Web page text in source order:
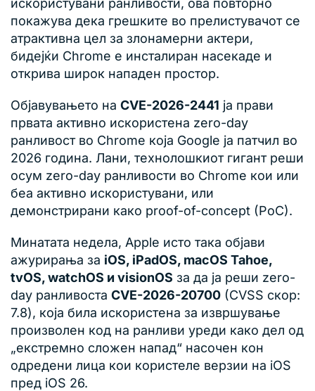
искористувани ранливости, ова повторно
покажува дека грешките во прелистувачот се
атрактивна цел за злонамерни актери,
бидејќи Chrome е инсталиран насекаде и
открива широк нападен простор.
Објавувањето на CVE-2026-2441 ја прави
првата активно искористена zero-day
ранливост во Chrome која Google ја патчил во
2026 година. Лани, технолошкиот гигант реши
осум zero-day ранливости во Chrome кои или
беа активно искористувани, или
демонстрирани како proof-of-concept (PoC).
Минатата недела, Apple исто така објави
ажурирања за iOS, iPadOS, macOS Tahoe,
tvOS, watchOS и visionOS за да ја реши zero-
day ранливоста CVE-2026-20700 (CVSS скор:
7.8), која била искористена за извршување
произволен код на ранливи уреди како дел од
„екстремно сложен напад“ насочен кон
одредени лица кои користеле верзии на iOS
пред iOS 26.